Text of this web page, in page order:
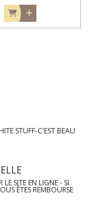
STUFF-C'EST BEAU
SITE EN LIGNE - SI
ÊTES REMBOURSE